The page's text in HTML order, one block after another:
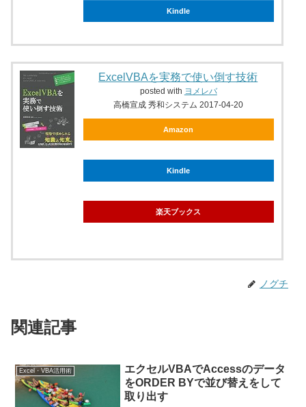
Kindle
ExcelVBAを実務で使い倒す技術
posted with ヨメレバ
高橋宣成 秀和システム 2017-04-20
Amazon
Kindle
楽天ブックス
ノグチ
関連記事
Excel・VBA活用術
エクセルVBAでAccessのデータ
をORDER BYで並び替えをして
取り出す